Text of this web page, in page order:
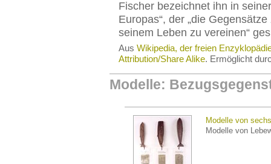
Fischer bezeichnet ihn in
Europas“, der „die
seinem Leben zu vereinen“
Aus Wikipedia, der freien
Attribution/Share Alike. Ermöglicht
Modelle:
Modelle von
Modelle von